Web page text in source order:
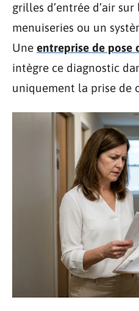
grilles d’entrée d’air
menuiseries ou un
Une entreprise de pose
intègre ce diagnostic
uniquement la prise de